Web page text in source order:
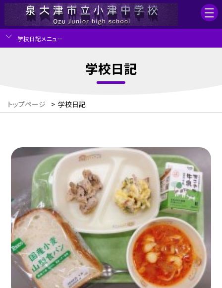
学校日記メニュー
学校日記
トップページ > 学校日記